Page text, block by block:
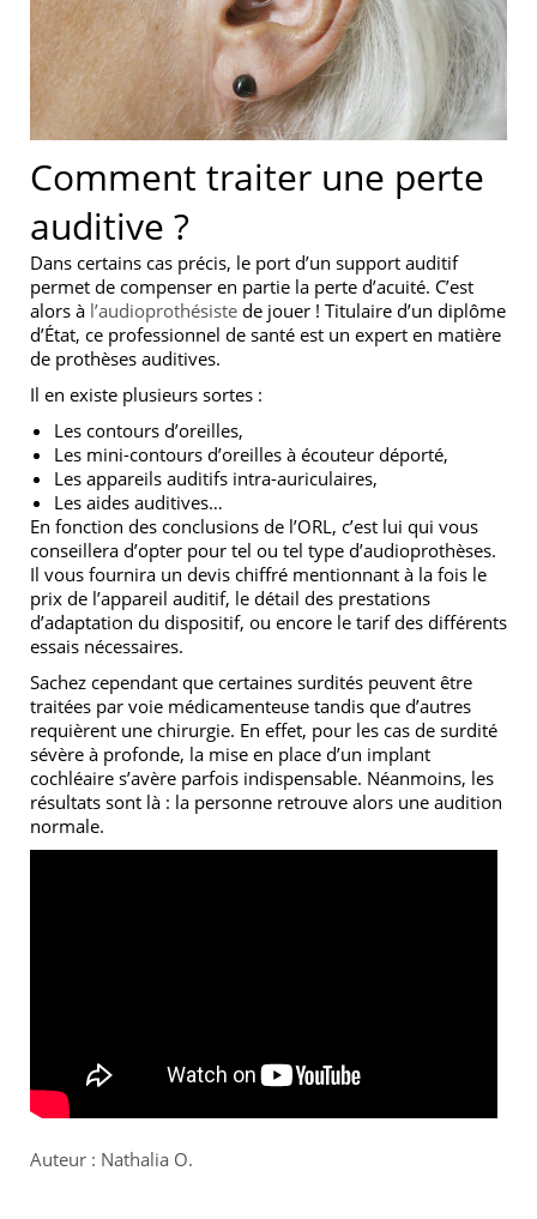
Comment traiter une perte
auditive ?
Dans certains cas précis, le port d’un support auditif
permet de compenser en partie la perte d’acuité. C’est
alors à l’audioprothésiste de jouer ! Titulaire d’un diplôme
d’État, ce professionnel de santé est un expert en matière
de prothèses auditives.
Il en existe plusieurs sortes :
Les contours d’oreilles,
Les mini-contours d’oreilles à écouteur déporté,
Les appareils auditifs intra-auriculaires,
Les aides auditives…
En fonction des conclusions de l’ORL, c’est lui qui vous
conseillera d’opter pour tel ou tel type d’audioprothèses.
Il vous fournira un devis chiffré mentionnant à la fois le
prix de l’appareil auditif, le détail des prestations
d’adaptation du dispositif, ou encore le tarif des différents
essais nécessaires.
Sachez cependant que certaines surdités peuvent être
traitées par voie médicamenteuse tandis que d’autres
requièrent une chirurgie. En effet, pour les cas de surdité
sévère à profonde, la mise en place d’un implant
cochléaire s’avère parfois indispensable. Néanmoins, les
résultats sont là : la personne retrouve alors une audition
normale.
Auteur : Nathalia O.